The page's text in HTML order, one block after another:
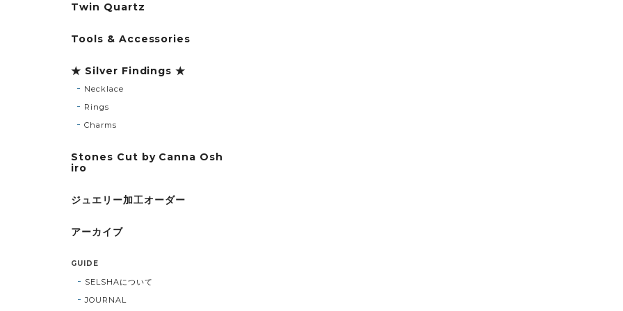
Twin Quartz
Tools & Accessories
★ Silver Findings ★
Necklace
Rings
Charms
Stones Cut by Canna Osh
iro
ジュエリー加工オーダー
アーカイブ
GUIDE
SELSHAについて
JOURNAL